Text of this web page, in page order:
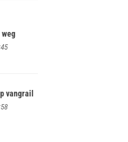
vangrail